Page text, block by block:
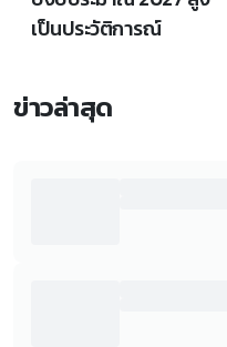
เป็นประวัติการณ์
ข่าวล่าสุด